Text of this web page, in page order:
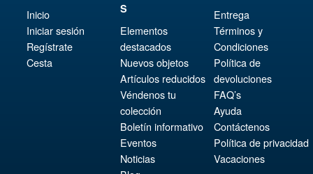
Inicio
Iniciar sesión
Regístrate
Cesta
S
Elementos
destacados
Nuevos objetos
Artículos reducidos
Véndenos tu
colección
Boletín informativo
Eventos
Noticias
Entrega
Términos y
Condiciones
Política de
devoluciones
FAQ’s
Ayuda
Contáctenos
Política de privacidad
Vacaciones